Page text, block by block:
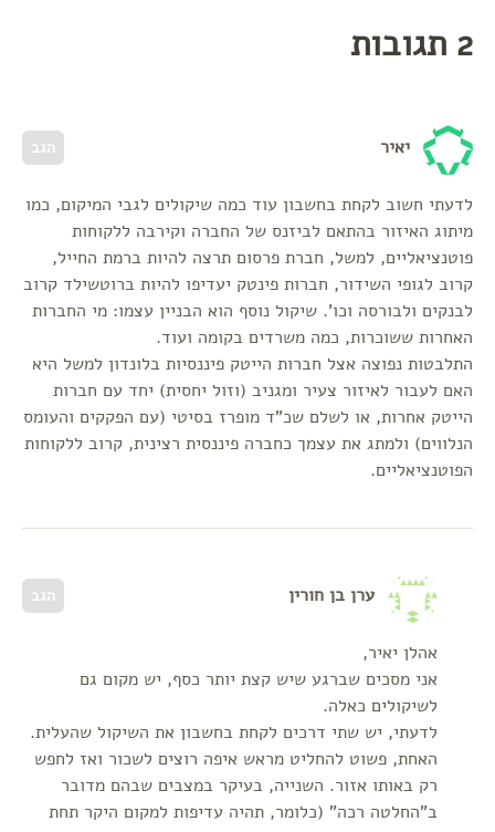
2 תגובות
הגב יאיר
לדעתי חשוב לקחת בחשבון עוד כמה שיקולים לגבי המיקום, כמו
מיתוג האיזור בהתאם לביזנס של החברה וקירבה ללקוחות
פוטנציאליים, למשל, חברת פרסום תרצה להיות ברמת החייל,
קרוב לגופי השידור, חברות פינטק יעדיפו להיות ברוטשילד קרוב
לבנקים ולבורסה וכו'. שיקול נוסף הוא הבניין עצמו: מי החברות
האחרות ששוכרות, כמה משרדים בקומה ועוד.
התלבטות נפוצה אצל חברות הייטק פיננסיות בלונדון למשל היא
האם לעבור לאיזור צעיר ומגניב (וזול יחסית) יחד עם חברות
הייטק אחרות, או לשלם שכ"ד מופרז בסיטי (עם הפקקים והעומס
הנלווים) ולמתג את עצמך כחברה פיננסית רצינית, קרוב ללקוחות
הפוטנציאליים.
הגב ערן בן חורין
אהלן יאיר,
אני מסכים שברגע שיש קצת יותר כסף, יש מקום גם
לשיקולים כאלה.
לדעתי, יש שתי דרכים לקחת בחשבון את השיקול שהעלית.
האחת, פשוט להחליט מראש איפה רוצים לשכור ואז לחפש
רק באותו אזור. השנייה, בעיקר במצבים שבהם מדובר
ב"החלטה רכה" (כלומר, תהיה עדיפות למקום היקר תחת